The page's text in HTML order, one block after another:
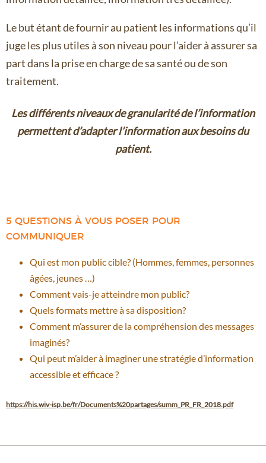
Le but étant de fournir au patient les informations qu’il
juge les plus utiles à son niveau pour l’aider à assurer sa
part dans la prise en charge de sa santé ou de son
traitement.
Les différents niveaux de granularité de l’information
permettent d’adapter l’information aux besoins du
patient.
5 QUESTIONS À VOUS POSER POUR
COMMUNIQUER
Qui est mon public cible? (Hommes, femmes, personnes
âgées, jeunes …)
Comment vais-je atteindre mon public?
Quels formats mettre à sa disposition?
Comment m’assurer de la compréhension des messages
imaginés?
Qui peut m’aider à imaginer une stratégie d’information
accessible et efficace ?
https://his.wiv-isp.be/fr/Documents%20partages/summ_PR_FR_2018.pdf